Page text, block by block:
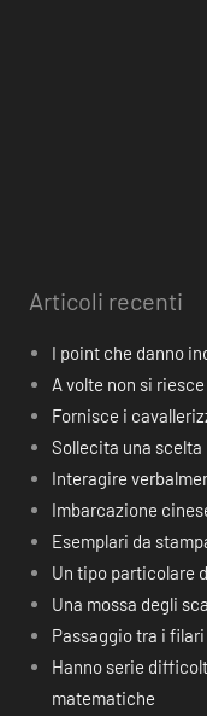
Articoli recenti
I point che danno
A volte non si
Fornisce i
Sollecita una scelta
Interagire
Imbarcazione
Esemplari da
Un tipo particolare
Una mossa degli
Passaggio tra i filari
Hanno serie
matematiche